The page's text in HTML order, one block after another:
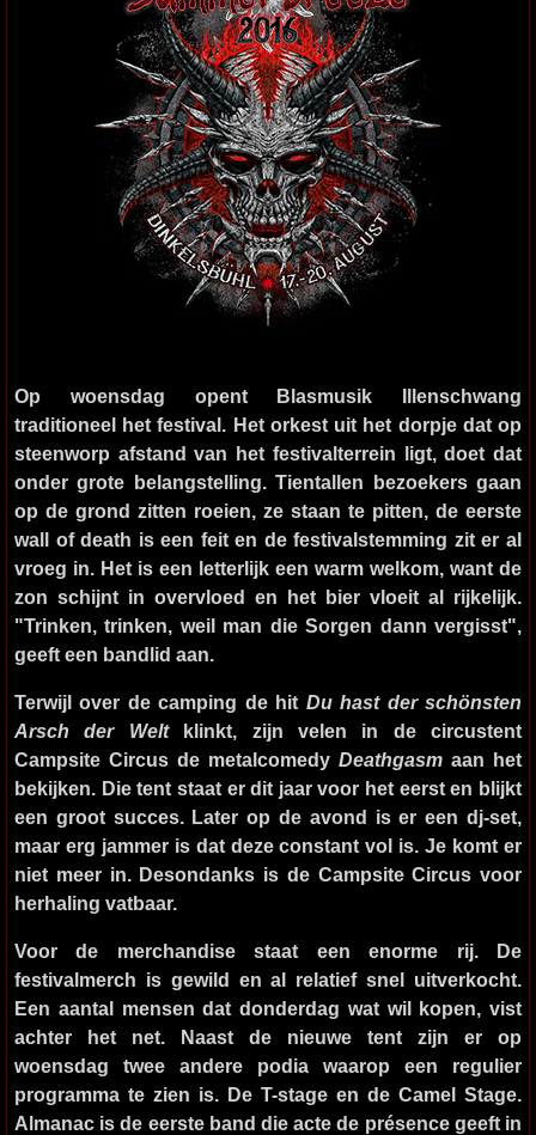
Op woensdag opent Blasmusik Illenschwang
traditioneel het festival. Het orkest uit het dorpje dat op
steenworp afstand van het festivalterrein ligt, doet dat
onder grote belangstelling. Tientallen bezoekers gaan
op de grond zitten roeien, ze staan te pitten, de eerste
wall of death is een feit en de festivalstemming zit er al
vroeg in. Het is een letterlijk een warm welkom, want de
zon schijnt in overvloed en het bier vloeit al rijkelijk.
"Trinken, trinken, weil man die Sorgen dann vergisst",
geeft een bandlid aan.
Terwijl over de camping de hit Du hast der schönsten
Arsch der Weltklinkt, zijn velen in de circustent
Campsite Circus de metalcomedy Deathgasm aan het
bekijken. Die tent staat er dit jaar voor het eerst en blijkt
een groot succes. Later op de avond is er een dj-set,
maar erg jammer is dat deze constant vol is. Je komt er
niet meer in. Desondanks is de Campsite Circus voor
herhaling vatbaar.
Voor de merchandise staat een enorme rij. De
festivalmerch is gewild en al relatief snel uitverkocht.
Een aantal mensen dat donderdag wat wil kopen, vist
achter het net. Naast de nieuwe tent zijn er op
woensdag twee andere podia waarop een regulier
programma te zien is. De T-stage en de Camel Stage.
Almanac is de eerste band die acte de présence geeft in